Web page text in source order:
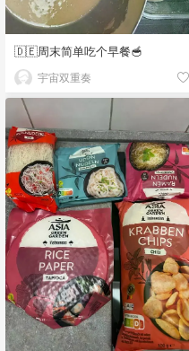
🇩🇪周末简单吃个早餐🥣
宇宙双重奏